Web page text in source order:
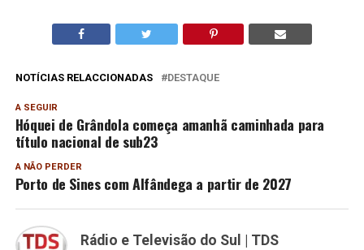
NOTÍCIAS RELACCIONADAS DESTAQUE
A SEGUIR
Hóquei de Grândola começa amanhã caminhada para
título nacional de sub23
A NÃO PERDER
Porto de Sines com Alfândega a partir de 2027
Rádio e Televisão do Sul | TDS